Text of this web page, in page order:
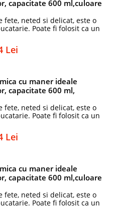
capacitate 600 ml,culoare
fete, neted si delicat, este o
Poate fi folosit ca un
Lei
cu maner ideale
capacitate 600 ml,
fete, neted si delicat, este o
Poate fi folosit ca un
Lei
cu maner ideale
capacitate 600 ml,culoare
fete, neted si delicat, este o
Poate fi folosit ca un